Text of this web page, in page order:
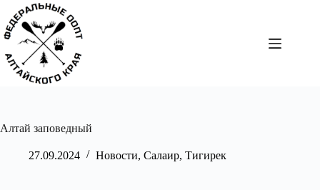
Перейти
сути
Алтай заповедный
27.09.2024 Новости, Салаир, Тигирек